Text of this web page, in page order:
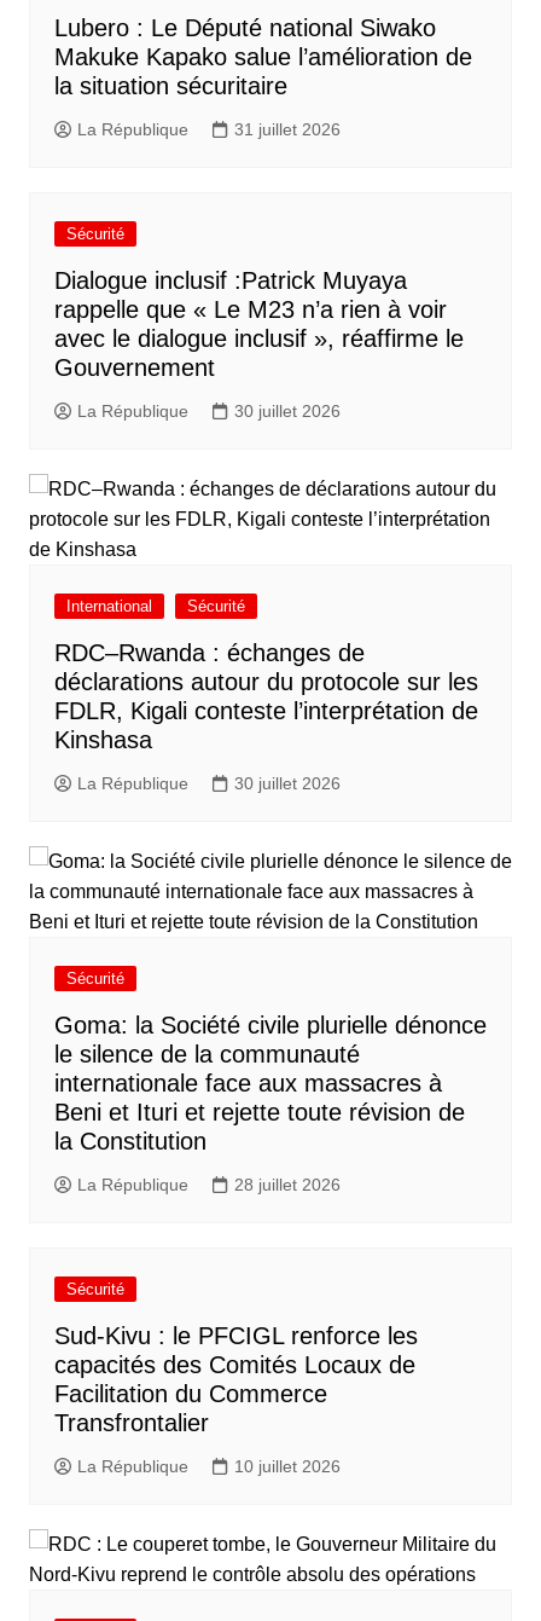
Lubero : Le Député national Siwako
Makuke Kapako salue l’amélioration de
la situation sécuritaire
La République 31 juillet 2026
Sécurité
Dialogue inclusif :Patrick Muyaya
rappelle que « Le M23 n’a rien à voir
avec le dialogue inclusif », réaffirme le
Gouvernement
La République 30 juillet 2026
International Sécurité
RDC–Rwanda : échanges de
déclarations autour du protocole sur les
FDLR, Kigali conteste l’interprétation de
Kinshasa
La République 30 juillet 2026
Sécurité
Goma: la Société civile plurielle dénonce
le silence de la communauté
internationale face aux massacres à
Beni et Ituri et rejette toute révision de
la Constitution
La République 28 juillet 2026
Sécurité
Sud-Kivu : le PFCIGL renforce les
capacités des Comités Locaux de
Facilitation du Commerce
Transfrontalier
La République 10 juillet 2026